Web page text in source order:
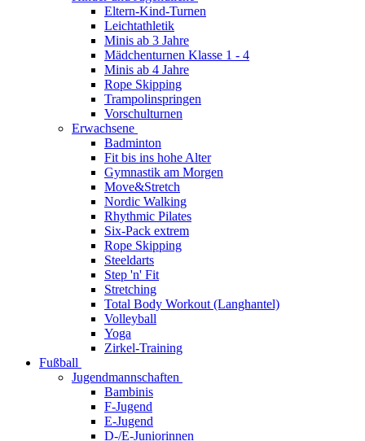
Eltern-Kind-Turnen
Leichtathletik
Minis ab 3 Jahre
Mädchenturnen Klasse 1 - 4
Minis ab 4 Jahre
Rope Skipping
Trampolinspringen
Vorschulturnen
Erwachsene
Badminton
Fit bis ins hohe Alter
Gymnastik am Morgen
Move&Stretch
Nordic Walking
Rhythmic Pilates
Six-Pack extrem
Rope Skipping
Steeldarts
Step 'n' Fit
Stretching
Total Body Workout (Langhantel)
Volleyball
Yoga
Zirkel-Training
Fußball
Jugendmannschaften
Bambinis
F-Jugend
E-Jugend
D-/E-Juniorinnen